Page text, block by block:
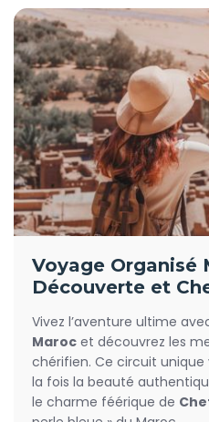
Voyage Organisé
Découverte et
Vivez l’aventure ultime
Maroc et découvrez les
chérifien. Ce circuit unique
la fois la beauté
le charme féérique de